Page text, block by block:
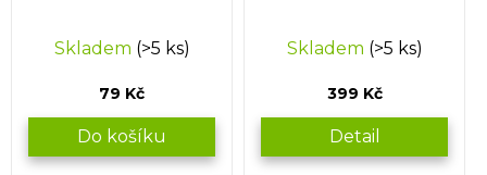
Skladem (>5 ks)
79 Kč
Do košíku
Skladem (>5 ks)
399 Kč
Detail